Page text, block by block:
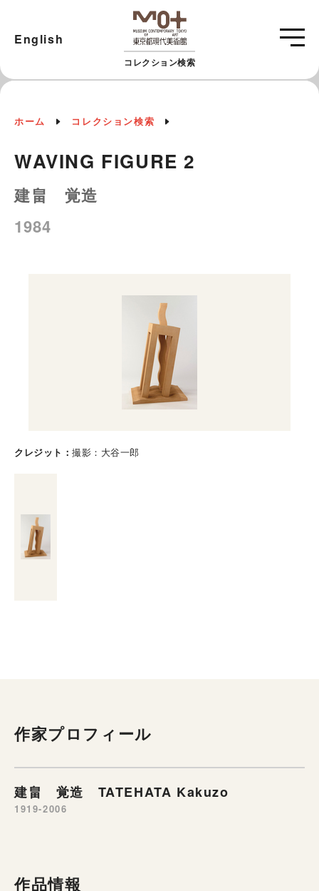
コレクション検索
English
ホーム コレクション検索
WAVING FIGURE 2
建畠 覚造
1984
クレジット 撮影：大谷一郎
作家プロフィール
建畠 覚造 TATEHATA Kakuzo
1919-2006
作品情報